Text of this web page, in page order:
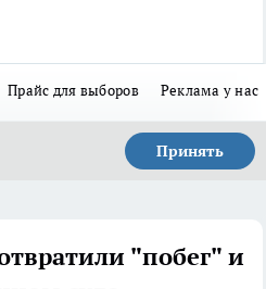
Прайс для выборов Реклама у нас
Принять
"побег" и